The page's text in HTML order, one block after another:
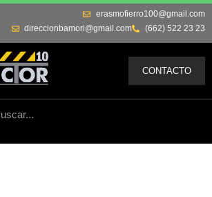
(662) 522 23 23
direccionbamori@gmail.com
erasmofierro100@gmail.com
CONTACTO